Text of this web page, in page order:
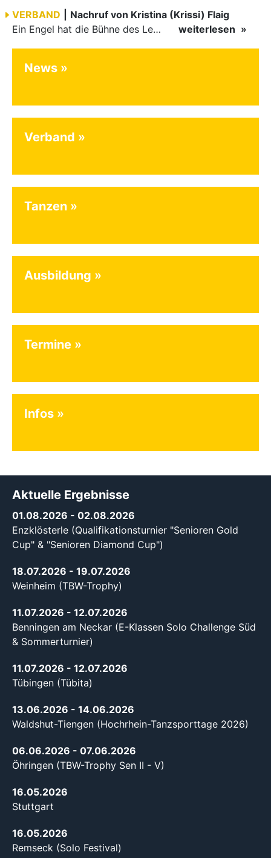
VERBAND
Nachruf von Kristina (Krissi) Flaig
Ein Engel hat die Bühne des Lebens verlassen. Viel zu früh, plötzlich und für uns alle unfassbar, wurde unsere geliebte Kristina (Krissi) Flaig im Alter von 36 Jahren aus dem Leben gerissen. Das Tanzen…
weiterlesen
News
Verband
Tanzen
Ausbildung
Termine
Infos
Aktuelle Ergebnisse
01.08.2026 - 02.08.2026
Enzklösterle (Qualifikationsturnier "Senioren Gold
Cup" & "Senioren Diamond Cup")
18.07.2026 - 19.07.2026
Weinheim (TBW-Trophy)
11.07.2026 - 12.07.2026
Benningen am Neckar (E-Klassen Solo Challenge Süd
& Sommerturnier)
11.07.2026 - 12.07.2026
Tübingen (Tübita)
13.06.2026 - 14.06.2026
Waldshut-Tiengen (Hochrhein-Tanzsporttage 2026)
06.06.2026 - 07.06.2026
Öhringen (TBW-Trophy Sen II - V)
16.05.2026
Stuttgart
16.05.2026
Remseck (Solo Festival)